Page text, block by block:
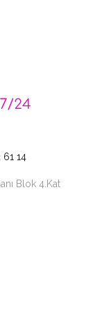
61 14
Blok 4.Kat